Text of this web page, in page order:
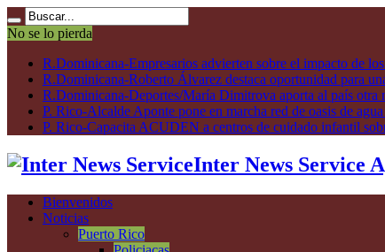
No se lo pierda
R.Dominicana-Empresarios advierten sobre el impacto de
R.Dominicana-Roberto Álvarez destaca oportunidad para
R.Dominicana-Deportes/María Dimitrova aporta al país
P. Rico-Alcalde Aponte pone en marcha red de oasis de
P. Rico-Capacita ACUDEN a centros de cuidado infantil
Inter News Service
Bienvenidos
Noticias
Puerto Rico